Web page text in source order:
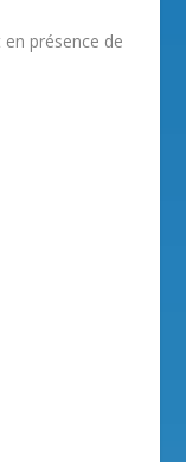
en présence de